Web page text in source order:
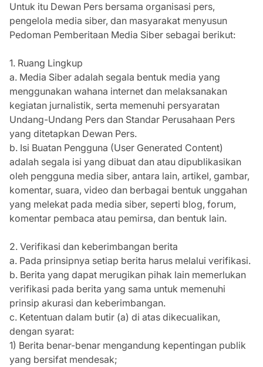
Untuk itu Dewan Pers bersama organisasi pers,
pengelola media siber, dan masyarakat menyusun
Pedoman Pemberitaan Media Siber sebagai berikut:
1. Ruang Lingkup
a. Media Siber adalah segala bentuk media yang
menggunakan wahana internet dan melaksanakan
kegiatan jurnalistik, serta memenuhi persyaratan
Undang-Undang Pers dan Standar Perusahaan Pers
yang ditetapkan Dewan Pers.
b. Isi Buatan Pengguna (User Generated Content)
adalah segala isi yang dibuat dan atau dipublikasikan
oleh pengguna media siber, antara lain, artikel, gambar,
komentar, suara, video dan berbagai bentuk unggahan
yang melekat pada media siber, seperti blog, forum,
komentar pembaca atau pemirsa, dan bentuk lain.
2. Verifikasi dan keberimbangan berita
a. Pada prinsipnya setiap berita harus melalui verifikasi.
b. Berita yang dapat merugikan pihak lain memerlukan
verifikasi pada berita yang sama untuk memenuhi
prinsip akurasi dan keberimbangan.
c. Ketentuan dalam butir (a) di atas dikecualikan,
dengan syarat:
1) Berita benar-benar mengandung kepentingan publik
yang bersifat mendesak;